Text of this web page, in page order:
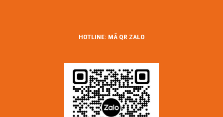
HOTLINE: MÃ QR ZALO